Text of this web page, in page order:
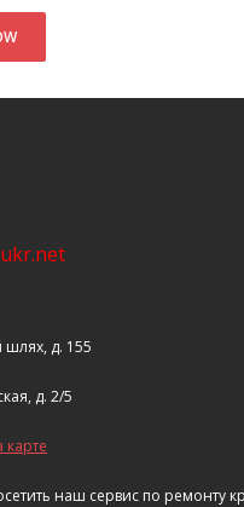
после апгрейда.
музыки.
0Items)
шлях, д. 155
д. 2/5
карте
наш сервис по ремонту